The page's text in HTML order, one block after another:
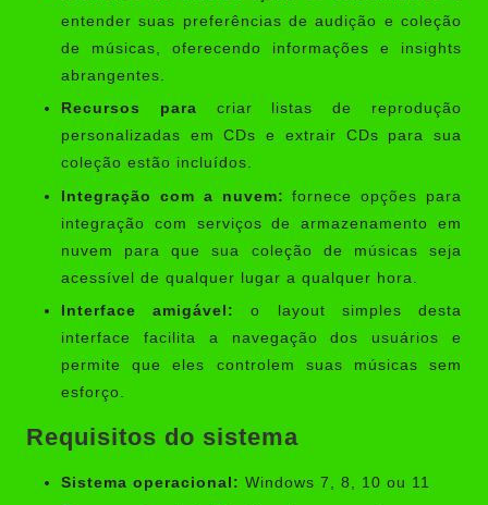
entender suas preferências de audição e coleção
de músicas, oferecendo informações e insights
abrangentes.
Recursos para criar listas de reprodução
personalizadas em CDs e extrair CDs para sua
coleção estão incluídos.
Integração com a nuvem: fornece opções para
integração com serviços de armazenamento em
nuvem para que sua coleção de músicas seja
acessível de qualquer lugar a qualquer hora.
Interface amigável:
o layout simples desta
interface facilita a navegação dos usuários e
permite que eles controlem suas músicas sem
esforço.
Requisitos do sistema
Sistema operacional: Windows 7, 8, 10 ou 11